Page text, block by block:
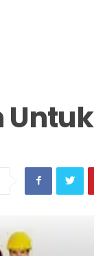
Untuk